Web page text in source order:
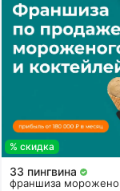
% скидка
33 пингвина
франшиза